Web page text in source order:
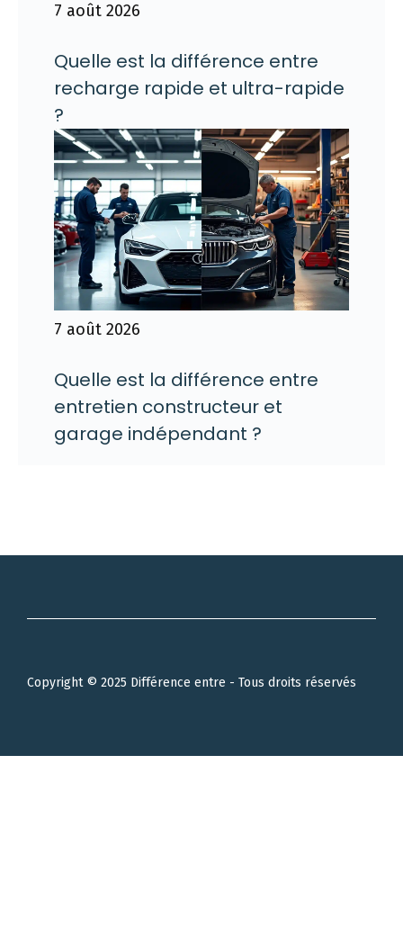
7 août 2026
Quelle est la différence entre
recharge rapide et ultra-rapide
?
7 août 2026
Quelle est la différence entre
entretien constructeur et
garage indépendant ?
Copyright © 2025 Différence entre - Tous droits réservés